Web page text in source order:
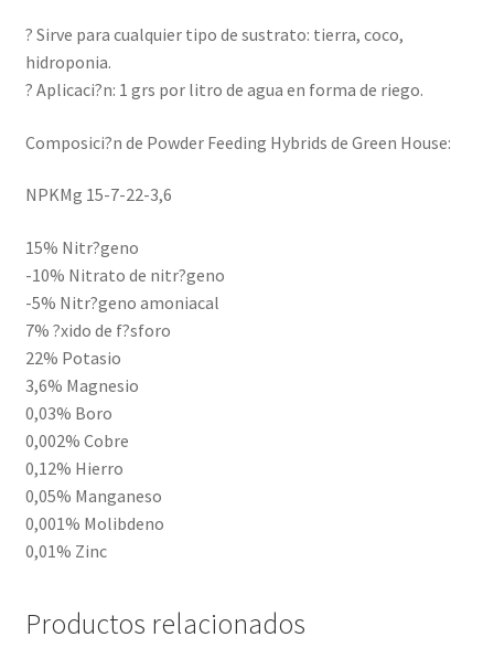
? Sirve para cualquier tipo de sustrato: tierra, coco,
hidroponia.
? Aplicaci?n: 1 grs por litro de agua en forma de riego.
Composici?n de Powder Feeding Hybrids de Green House:
NPKMg 15-7-22-3,6
15% Nitr?geno
-10% Nitrato de nitr?geno
-5% Nitr?geno amoniacal
7% ?xido de f?sforo
22% Potasio
3,6% Magnesio
0,03% Boro
0,002% Cobre
0,12% Hierro
0,05% Manganeso
0,001% Molibdeno
0,01% Zinc
Productos relacionados